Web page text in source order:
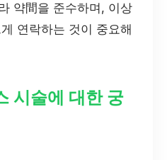
약間을 준수하며, 이상
연락하는 것이 중요해
시술에 대한 궁